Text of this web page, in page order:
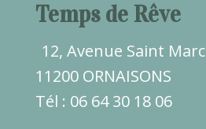
Temps de Rêve
12, Avenue Saint Marc
11200 ORNAISONS
Tél : 06 64 30 18 06